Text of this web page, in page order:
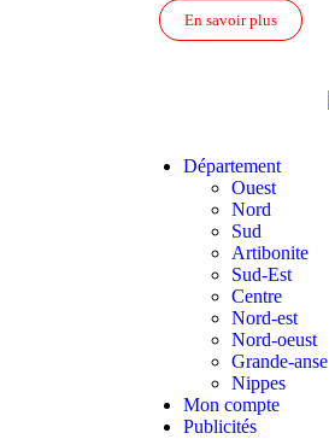
En savoir plus
Département
Ouest
Nord
Sud
Artibonite
Sud-Est
Centre
Nord-est
Nord-oeust
Grande-anse
Nippes
Mon compte
Publicités